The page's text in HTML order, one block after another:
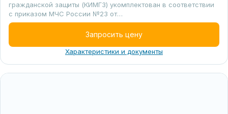
гражданской защиты (КИМГЗ) укомплектован в соответствии
с приказом МЧС России №23 от…
Запросить цену
Характеристики и документы